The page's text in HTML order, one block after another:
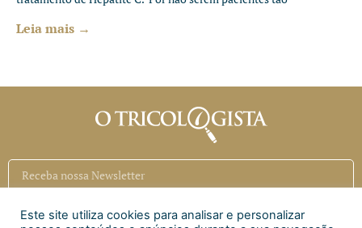
Leia mais →
Inscrever
Este site utiliza cookies para analisar e personalizar